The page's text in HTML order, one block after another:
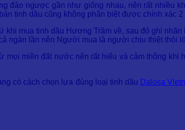
đảo ngược gần như giống nhau, nên rất nhiều
tinh dầu cũng không phân biệt được chính xác 2
khi mua tinh dầu Hương Trầm về, sau đó ghi
ngàn lần nên Người mua là người chịu thiệt thòi
mọi miền đất nước nên rất hiểu và cảm thông
có cách chọn lựa đúng loại tinh dầu Dalosa